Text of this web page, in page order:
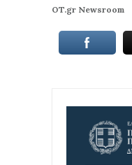
OT.gr Newsroom